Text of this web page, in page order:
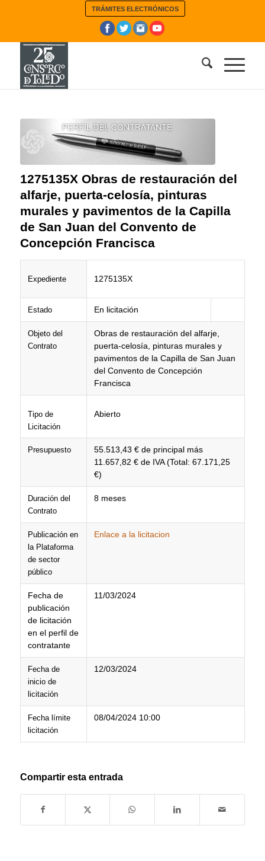
TRÁMITES ELECTRÓNICOS
1275135X Obras de restauración del
alfarje, puerta-celosía, pinturas
murales y pavimentos de la Capilla
de San Juan del Convento de
Concepción Francisca
Expediente 1275135X
Estado En licitación
Objeto del
Contrato
Obras de restauración del alfarje,
puerta-celosía, pinturas murales y
pavimentos de la Capilla de San Juan
del Convento de Concepción
Francisca
Tipo de
Licitación
Abierto
Presupuesto
55.513,43 € de principal más
11.657,82 € de IVA (Total: 67.171,25
€)
Duración del
Contrato
8 meses
Publicación en
la Plataforma
de sector
público
Enlace a la licitacion
Fecha de
publicación
de licitación
en el perfil de
contratante
11/03/2024
Fecha de
inicio de
licitación
12/03/2024
Fecha límite
licitación
08/04/2024 10:00
Compartir esta entrada